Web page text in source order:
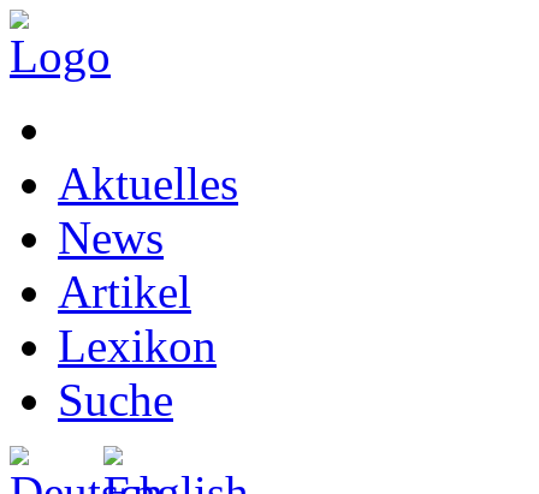
Aktuelles
News
Artikel
Lexikon
Suche